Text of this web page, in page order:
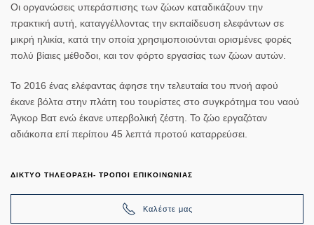
Οι οργανώσεις υπεράσπισης των ζώων καταδικάζουν την
πρακτική αυτή , καταγγέλλοντας την εκπαίδευση ελεφάντων σε
μικρή ηλικία, κατά την οποία χρησιμοποιούνται ορισμένες φορές
πολύ βίαιες μέθοδοι, και τον φόρτο εργασίας των ζώων αυτών.
Το 2016 ένας ελέφαντας άφησε την τελευταία του πνοή αφού
έκανε βόλτα στην πλάτη του τουρίστες στο συγκρότημα του ναού
Άγκορ Βατ ενώ έκανε υπερβολική ζέστη. Το ζώο εργαζόταν
αδιάκοπα επί περίπου 45 λεπτά προτού καταρρεύσει.
ΔΙΚΤΥΟ ΤΗΛΕΟΡΑΣΗ- ΤΡΟΠΟΙ ΕΠΙΚΟΙΝΩΝΙΑΣ
Καλέστε μας